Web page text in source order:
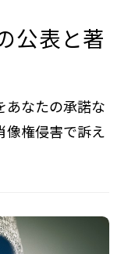
公表と著
あなたの承諾な
像権侵害で訴え